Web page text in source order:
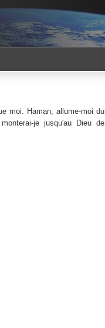
moi. Haman, allume-moi du
je jusqu'au Dieu de